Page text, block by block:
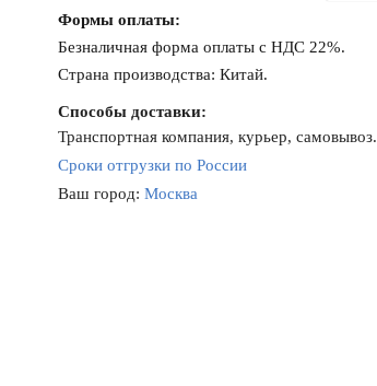
Формы оплаты:
Безналичная форма оплаты с НДС 22%.
Страна производства: Китай.
Способы доставки:
Транспортная компания, курьер, самовывоз.
Сроки отгрузки по России
Ваш город: Москва